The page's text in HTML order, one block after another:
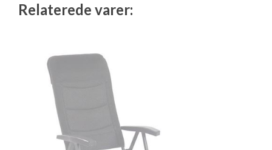
Relaterede varer: